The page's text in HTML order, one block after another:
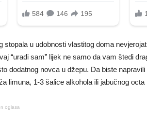
stopala u udobnosti vlastitog doma
“uradi sam” lijek ne samo da vam štedi
dodatnog novca u džepu. Da biste
limuna, 1-3 šalice alkohola ili jabučnog
oglasa